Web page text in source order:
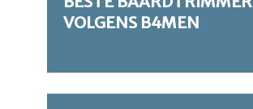
VOLGENS B4MEN